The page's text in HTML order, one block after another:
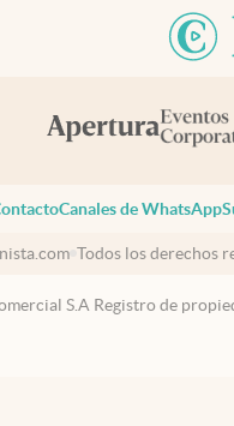
Canales de WhatsApp
Todos los derechos
S.A Registro de